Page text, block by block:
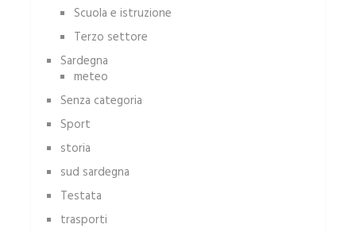
Scuola e istruzione
Terzo settore
Sardegna
meteo
Senza categoria
Sport
storia
sud sardegna
Testata
trasporti